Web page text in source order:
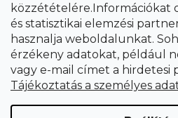
közzétételére.Információkat
és statisztikai elemzési
hasznalja weboldalunkat.
érzékeny adatokat, például
vagy e-mail címet a hirdetesi
Tájékoztatás a személyes
Shoptet